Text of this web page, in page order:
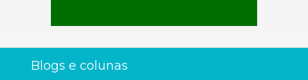
Blogs e colunas